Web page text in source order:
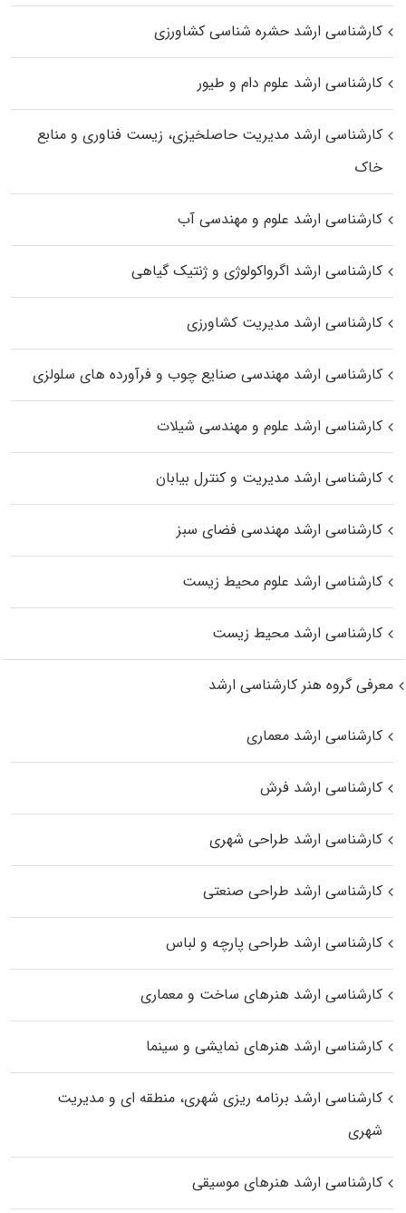
کارشناسی ارشد حشره‌ شناسی کشاورزی
کارشناسی ارشد علوم دام و طیور
کارشناسی ارشد مدیریت حاصلخیزی، زیست فناوری و منابع
خاک
کارشناسی ارشد علوم و مهندسی آب
کارشناسی ارشد اگرواکولوژی و ژنتیک گیاهی
کارشناسی ارشد مدیریت کشاورزی
کارشناسی ارشد مهندسی صنایع چوب و فرآورده‌ های سلولزی
کارشناسی ارشد علوم و مهندسی شیلات
کارشناسی ارشد مدیریت و کنترل بیابان
کارشناسی ارشد مهندسی فضای سبز
کارشناسی ارشد علوم محیط‌ زیست
کارشناسی ارشد محیط زیست
معرفی گروه هنر کارشناسی ارشد
کارشناسی ارشد معماری
کارشناسی ارشد فرش
کارشناسی ارشد طراحی شهری
کارشناسی ارشد طراحی صنعتی
کارشناسی ارشد طراحی پارچه و لباس
کارشناسی ارشد هنرهای ساخت و معماری
کارشناسی ارشد هنرهای نمایشی و سینما
کارشناسی ارشد برنامه ریزی شهری، منطقه‌ ای و مدیریت
شهری
کارشناسی ارشد هنرهای موسیقی